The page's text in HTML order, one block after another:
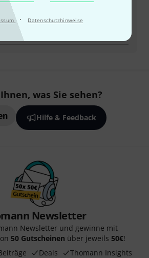
· Datenschutzhinweise
was Sie sehen?
Hilfe & Feedback
Newsletter
Newsletter und gewinne mit
50 Gutscheinen über jeweils 50€!
Deals Thomann Insights